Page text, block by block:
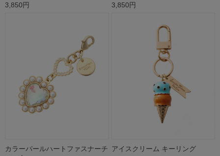
3,850円
3,850円
カラーパールハートファスナーチ アイスクリーム キーリング